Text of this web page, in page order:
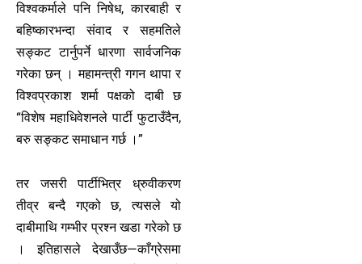
विश्वकर्माले पनि निषेध, कारबाही र
बहिष्कारभन्दा संवाद र सहमतिले
सङ्कट टार्नुपर्ने धारणा सार्वजनिक
गरेका छन् । महामन्त्री गगन थापा र
विश्वप्रकाश शर्मा पक्षको दाबी छ
“विशेष महाधिवेशनले पार्टी फुटाउँदैन,
बरु सङ्कट समाधान गर्छ ।”
तर जसरी पार्टीभित्र ध्रुवीकरण
तीव्र बन्दै गएको छ, त्यसले यो
दाबीमाथि गम्भीर प्रश्न खडा गरेको छ
। इतिहासले देखाउँछ—काँग्रेसमा